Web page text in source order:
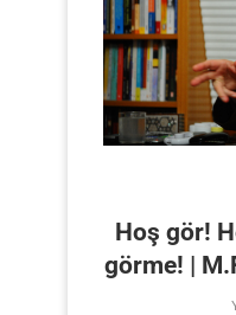
Hoş gör!
görme! |